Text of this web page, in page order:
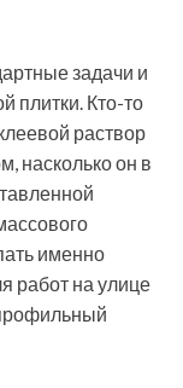
задачи и
плитки. Кто-то
раствор
насколько он в
именно
работ на улице